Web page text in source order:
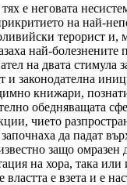
е неговата
на най-
терорист
най-
на двата стимула
законодателна
книжари,
обедняващата
чието
да падат
защо омразен
на хора, така или
е взета и е